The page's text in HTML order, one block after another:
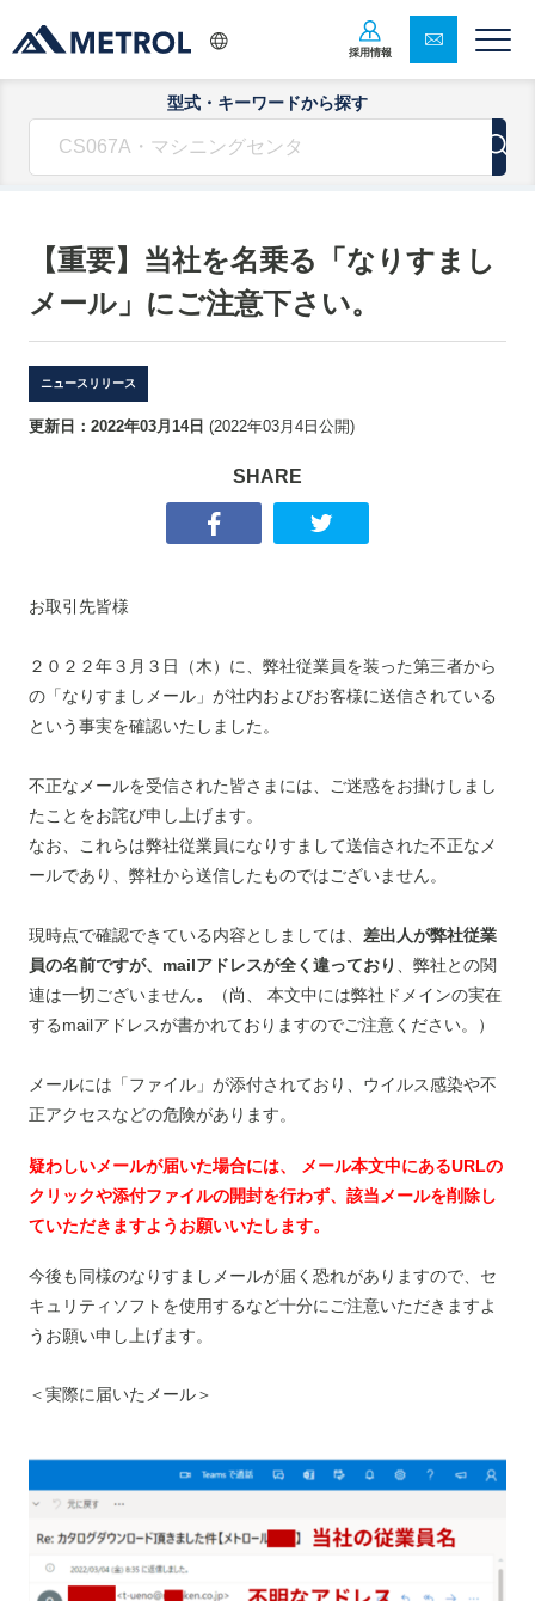
採用情報
型式・キーワードから探す
【重要】当社を名乗る「なりすまし
メール」にご注意下さい。
ニュースリリース
更新日： 2022年03月14日 (2022年03月4日 公開)
SHARE
お取引先皆様
２０２２年３月３日（木）に、弊社従業員を装った第三者から
の「なりすましメール」が社内およびお客様に送信されている
という事実を確認いたしました。
不正なメールを受信された皆さまには、ご迷惑をお掛けしまし
たことをお詫び申し上げます。
なお、これらは弊社従業員になりすまして送信された不正なメ
ールであり、弊社から送信したものではございません。
現時点で確認できている内容としましては、 差出人が弊社従業
員の名前ですが、mailアドレスが全く違っており
、弊社との関
連は一切ございません。
（尚、 本文中には弊社ドメインの実在
するmailアドレスが書かれておりますのでご注意ください。）
メールには「ファイル」が添付されており、ウイルス感染や不
正アクセスなどの危険があります。
疑わしいメールが届いた場合には、 メール本文中にあるURLの
クリックや添付ファイルの開封を行わず、該当メールを削除し
ていただきますようお願いいたします。
今後も同様のなりすましメールが届く恐れがありますので、セ
キュリティソフトを使用するなど十分にご注意いただきますよ
うお願い申し上げます。
＜実際に届いたメール＞